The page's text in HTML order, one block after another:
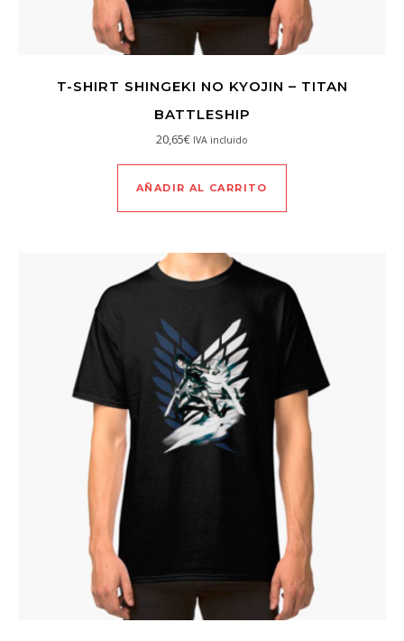
T-SHIRT SHINGEKI NO KYOJIN – TITAN
BATTLESHIP
20,65€ IVA incluido
AÑADIR AL CARRITO